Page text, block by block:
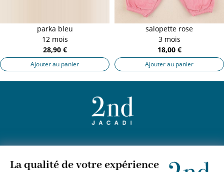
parka bleu
12 mois
28,90 €
Ajouter au panier
salopette rose
3 mois
18,00 €
Ajouter au panier
JACADI 2nd +